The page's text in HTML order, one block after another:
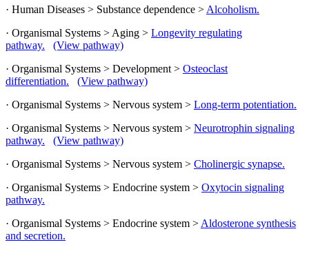
· Human Diseases > Substance dependence > Alcoholism.
· Organismal Systems > Aging > Longevity regulating
pathway.
(View pathway)
· Organismal Systems > Development > Osteoclast
differentiation.
(View pathway)
· Organismal Systems > Nervous system > Long-term potentiation.
· Organismal Systems > Nervous system > Neurotrophin signaling
pathway.
(View pathway)
· Organismal Systems > Nervous system > Cholinergic synapse.
· Organismal Systems > Endocrine system > Oxytocin signaling
pathway.
· Organismal Systems > Endocrine system > Aldosterone synthesis
and secretion.